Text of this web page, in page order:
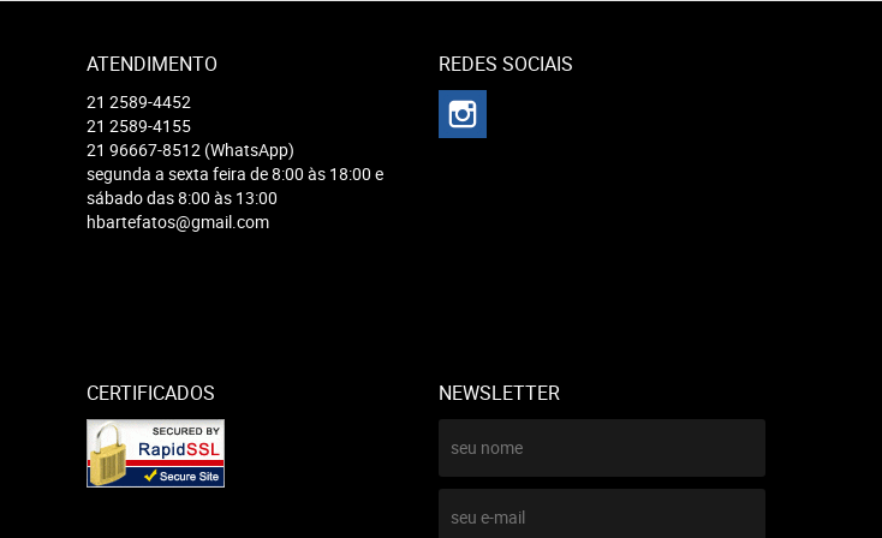
ATENDIMENTO
21 2589-4452
21 2589-4155
21 96667-8512 (WhatsApp)
segunda a sexta feira de 8:00 às 18:00 e
sábado das 8:00 às 13:00
hbartefatos@gmail.com
REDES SOCIAIS
CERTIFICADOS NEWSLETTER